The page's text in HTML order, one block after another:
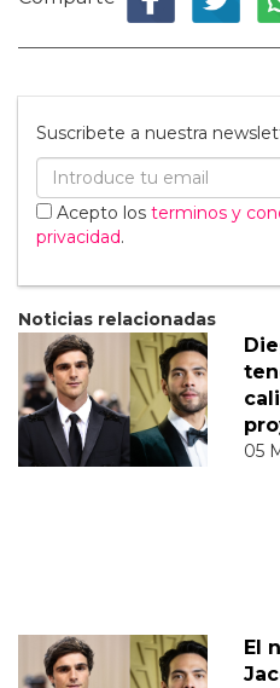
Suscribete a nuestra
Acepto los terminos y
privacidad.
Noticias relacionadas
05
El